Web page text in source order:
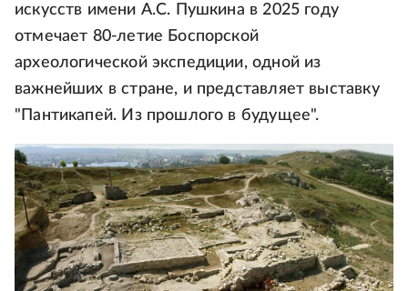
искусств имени А.С. Пушкина в 2025 году
отмечает 80-летие Боспорской
археологической экспедиции, одной из
важнейших в стране, и представляет выставку
"Пантикапей. Из прошлого в будущее".